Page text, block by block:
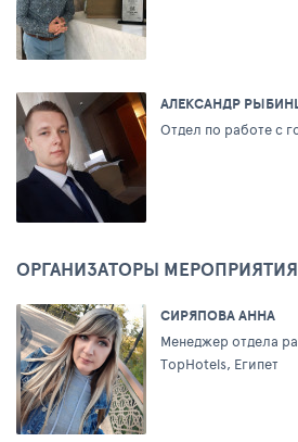
АЛЕКСАНДР
Отдел по работе с
ОРГАНИЗАТОРЫ МЕРОПРИЯТИЯ
СИРЯПОВА АННА
Менеджер отдела
TopHotels, Египет